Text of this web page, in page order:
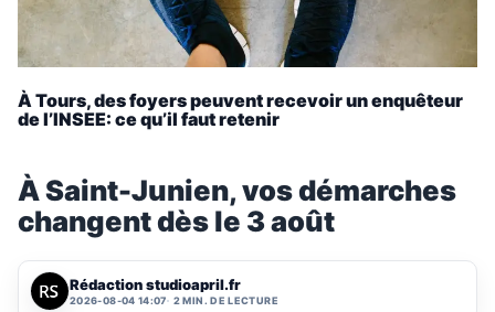
À Tours, des foyers peuvent recevoir un enquêteur
de l’INSEE: ce qu’il faut retenir
À Saint-Junien, vos démarches
changent dès le 3 août
Rédaction studioapril.fr
2026-08-04 14:07 2 MIN. DE LECTURE